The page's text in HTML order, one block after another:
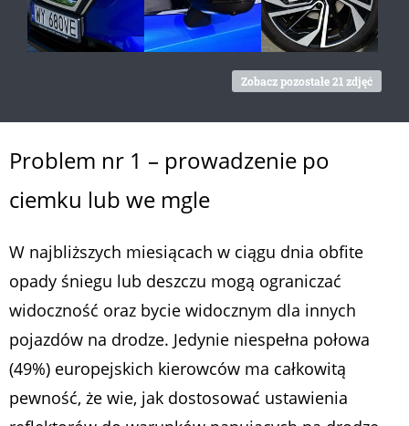
Zobacz pozostałe 21 zdjęć
Problem nr 1 – prowadzenie po
ciemku lub we mgle
W najbliższych miesiącach w ciągu dnia obfite
opady śniegu lub deszczu mogą ograniczać
widoczność oraz bycie widocznym dla innych
pojazdów na drodze. Jedynie niespełna połowa
(49%) europejskich kierowców ma całkowitą
pewność, że wie, jak dostosować ustawienia